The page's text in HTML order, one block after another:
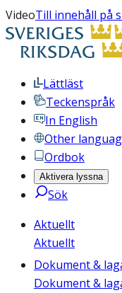
VideoTill innehåll på
Lättläst
Teckenspråk
In English
Other
Ordbok
Aktivera lyssna
Sök
Aktuellt
Aktuellt
Dokument &
Dokument &